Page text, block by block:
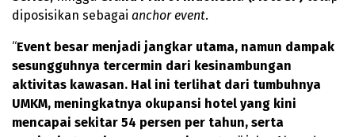
diposisikan sebagai anchor event.
“Event besar menjadi jangkar utama, namun dampak
sesungguhnya tercermin dari kesinambungan
aktivitas kawasan. Hal ini terlihat dari tumbuhnya
UMKM, meningkatnya okupansi hotel yang kini
mencapai sekitar 54 persen per tahun, serta